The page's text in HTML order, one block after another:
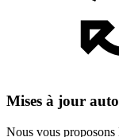
Mises à jour
Nous vous proposons